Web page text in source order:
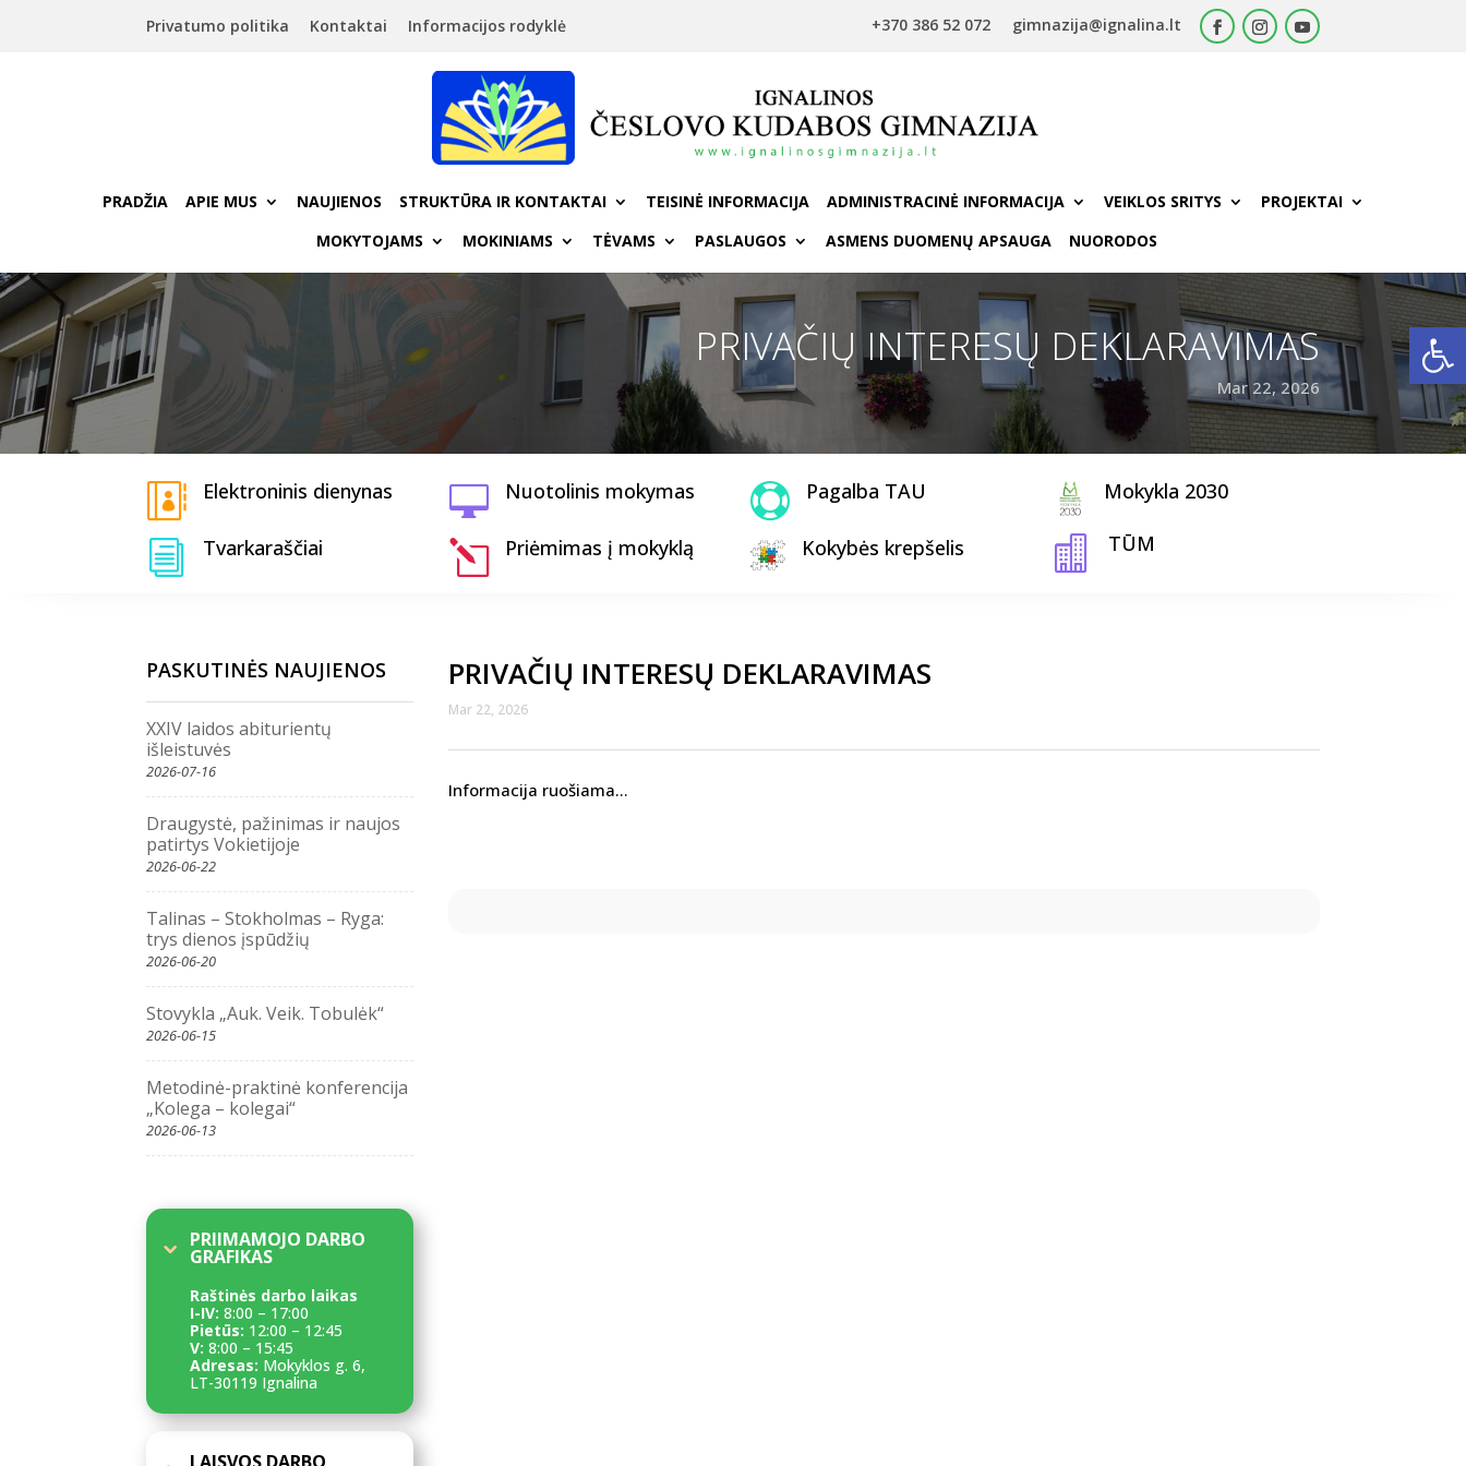
+370 386 52 072 gimnazija@ignalina.lt
Privatumo politika Kontaktai Informacijos rodyklė
PRADŽIA APIE MUS NAUJIENOS STRUKTŪRA IR KONTAKTAI TEISINĖ INFORMACIJA ADMINISTRACINĖ INFORMACIJA VEIKLOS SRITYS
PROJEKTAI
MOKYTOJAMS
MOKINIAMS TĖVAMS PASLAUGOS ASMENS DUOMENŲ APSAUGA NUORODOS
PRIVAČIŲ INTERESŲ DEKLARAVIMAS
Mar 22, 2026
 Elektroninis dienynas
i Tvarkaraščiai
 Nuotolinis mokymas
l Priėmimas į mokyklą
 Pagalba TAU
Kokybės krepšelis
Mokykla 2030
 TŪM
PASKUTINĖS NAUJIENOS
XXIV laidos abiturientų
išleistuvės
2026-07-16
Draugystė, pažinimas ir naujos
patirtys Vokietijoje
2026-06-22
Talinas – Stokholmas – Ryga:
trys dienos įspūdžių
2026-06-20
Stovykla „Auk. Veik. Tobulėk“
2026-06-15
Metodinė-praktinė konferencija
„Kolega – kolegai“
2026-06-13
PRIIMAMOJO DARBO
GRAFIKAS
Raštinės darbo laikas
I-IV: 8:00 – 17:00
Pietūs: 12:00 – 12:45
V: 8:00 – 15:45
Adresas: Mokyklos g. 6,
LT-30119 Ignalina
PRIVAČIŲ INTERESŲ DEKLARAVIMAS
Mar 22, 2026
Informacija ruošiama…